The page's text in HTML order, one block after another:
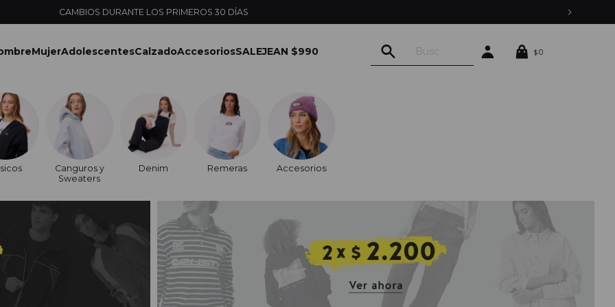
CAMBIOS DURANTE LOS PRIMEROS 30 DÍAS
MujerAdolescentesCalzadoAccesoriosSALEJEAN $990 $0
Canguros y
Sweaters
Denim Remeras Accesorios